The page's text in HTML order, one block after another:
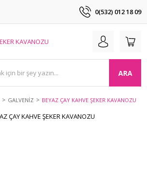
0(532) 012 18 09
ARA
GALVENİZ BEYAZ ÇAY KAHVE ŞEKER KAVANOZU